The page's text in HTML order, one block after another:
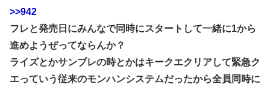
>>942
フレと発売日にみんなで同時にスタートして一緒に1から
進めようぜってならんか？
ライズとかサンブレの時とかはキークエクリアして緊急ク
エっていう従来のモンハンシステムだったから全員同時に